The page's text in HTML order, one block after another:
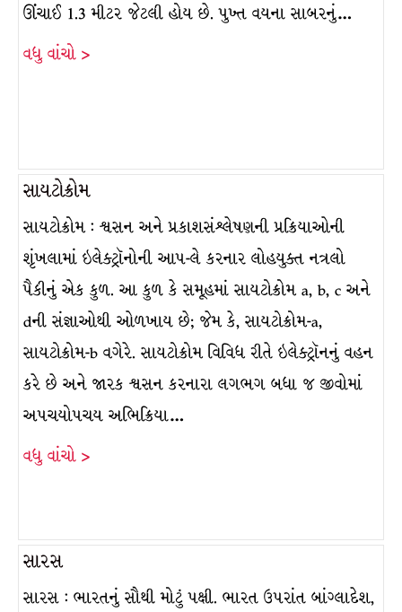
ઊંચાઈ 1.3 મીટર જેટલી હોય છે. પુખ્ત વયના સાબરનું…
વધુ વાંચો >
સાયટોક્રોમ
સાયટોક્રોમ : શ્વસન અને પ્રકાશસંશ્લેષણની પ્રક્રિયાઓની
શૃંખલામાં ઇલેક્ટ્રૉનોની આપ-લે કરનાર લોહયુક્ત નત્રલો
પૈકીનું એક કુળ. આ કુળ કે સમૂહમાં સાયટોક્રોમ a, b, c અને
dની સંજ્ઞાઓથી ઓળખાય છે; જેમ કે, સાયટોક્રોમ-a,
સાયટોક્રોમ-b વગેરે. સાયટોક્રોમ વિવિધ રીતે ઇલેક્ટ્રૉનનું વહન
કરે છે અને જારક શ્વસન કરનારા લગભગ બધા જ જીવોમાં
અપચયોપચય અભિક્રિયા…
વધુ વાંચો >
સારસ
સારસ : ભારતનું સૌથી મોટું પક્ષી. ભારત ઉપરાંત બાંગ્લાદેશ,